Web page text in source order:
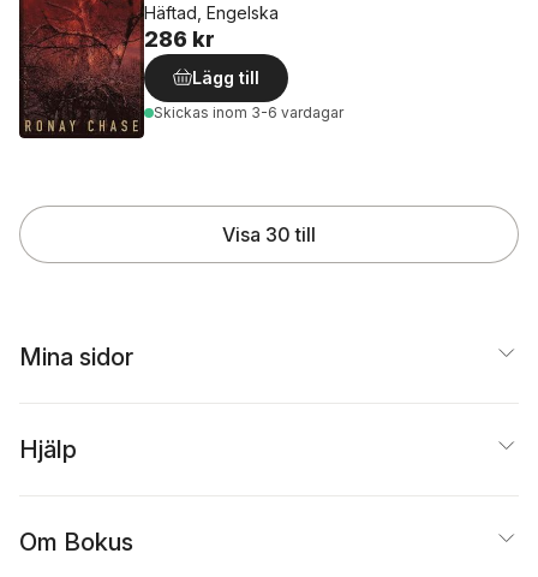
Häftad, Engelska
286 kr
Lägg till
Skickas inom 3-6 vardagar
Visa 30 till
Mina sidor
Hjälp
Om Bokus